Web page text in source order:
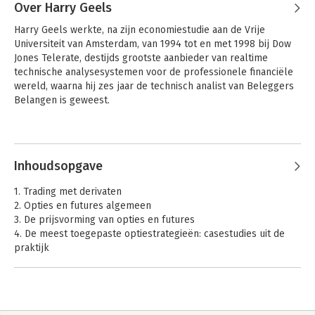
Over Harry Geels
Harry Geels werkte, na zijn economiestudie aan de Vrije
Universiteit van Amsterdam, van 1994 tot en met 1998 bij Dow
Jones Telerate, destijds grootste aanbieder van realtime
technische analysesystemen voor de professionele financiële
wereld, waarna hij zes jaar de technisch analist van Beleggers
Belangen is geweest.
Compendeon bv. hij houdt zich daar onder andere bezig met
'screenen' van fondsmanagers. Hij is daarnaast (sinds april
2000) als uitvoerend hoofdredacteur verbonden aan het
maandblad Technische en Kwantitatieve Analyse.
Andere boeken door Harry Geels
Inhoudsopgave
1. Trading met derivaten
2. Opties en futures algemeen
3. De prijsvorming van opties en futures
4. De meest toegepaste optiestrategieën: casestudies uit de
praktijk